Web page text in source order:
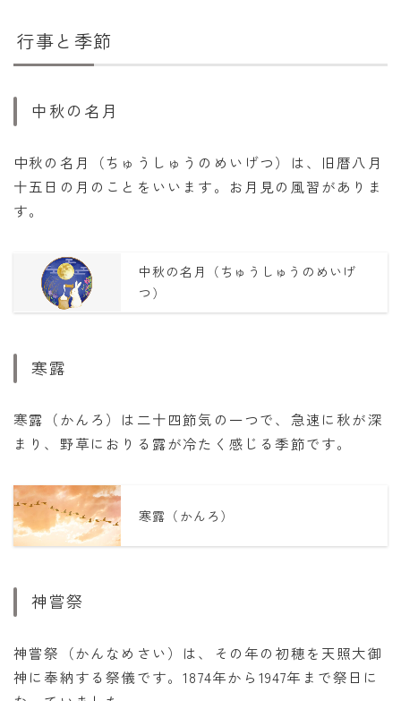
行事と季節
中秋の名月
中秋の名月（ちゅうしゅうのめいげつ）は、旧暦八月
十五日の月のことをいいます。お月見の風習がありま
す。
中秋の名月（ちゅうしゅうのめいげ
つ）
寒露
寒露（かんろ）は二十四節気の一つで、急速に秋が深
まり、野草におりる露が冷たく感じる季節です。
寒露（かんろ）
神嘗祭
神嘗祭（かんなめさい）は、その年の初穂を天照大御
神に奉納する祭儀です。1874年から1947年まで祭日に